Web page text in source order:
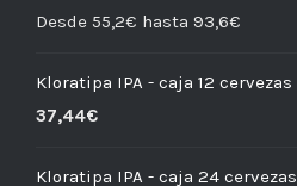
Desde 55,2€ hasta 93,6€
Kloratipa IPA - caja 12 cervezas
37,44€
Kloratipa IPA - caja 24 cervezas